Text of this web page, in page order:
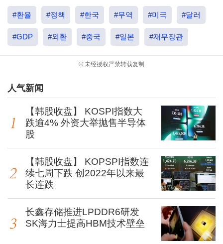
#환율 #정책 #한국 #무역 #미국 #달러
#GDP #외환 #중국 #일본 #재무장관
© 未经授权严禁转载复制
人气新闻
【韩股收盘】 KOSPI指数大
跌逾4% 外资大举抛售半导体
股
【韩股收盘】 KOPSPI指数连
续七周下跌 创2022年以来最
长连跌
长鑫存储推进LPDDR6研发
SK海力士提高HBM技术壁垒